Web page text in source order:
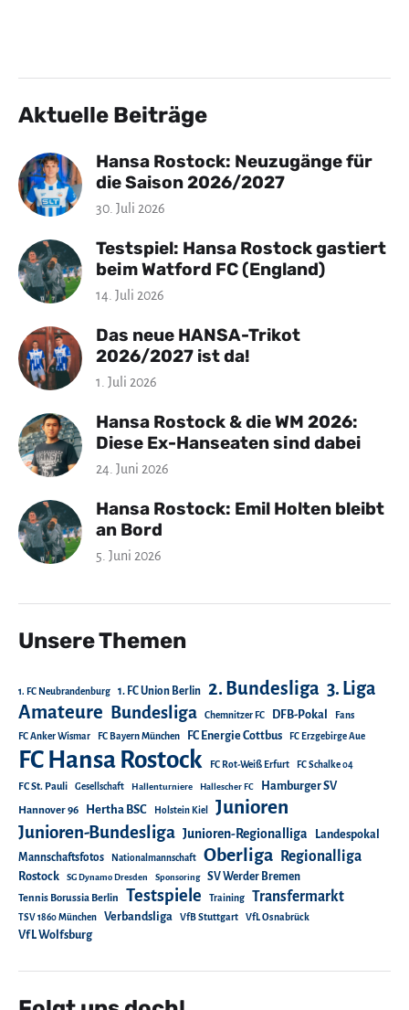
Aktuelle Beiträge
Hansa Rostock: Neuzugänge für
die Saison 2026/2027
30. Juli 2026
Testspiel: Hansa Rostock gastiert
beim Watford FC (England)
14. Juli 2026
Das neue HANSA-Trikot
2026/2027 ist da!
1. Juli 2026
Hansa Rostock & die WM 2026:
Diese Ex-Hanseaten sind dabei
24. Juni 2026
Hansa Rostock: Emil Holten bleibt
an Bord
5. Juni 2026
Unsere Themen
1. FC Neubrandenburg 1. FC Union Berlin 2. Bundesliga 3. Liga
Amateure Bundesliga Chemnitzer FC DFB-Pokal Fans
FC Anker Wismar FC Bayern München FC Energie Cottbus FC Erzgebirge Aue
FC Hansa Rostock FC Rot-Weiß Erfurt FC Schalke 04
FC St. Pauli Gesellschaft Hallenturniere Hallescher FC Hamburger SV
Hannover 96 Hertha BSC Holstein Kiel Junioren
Junioren-Bundesliga Junioren-Regionalliga
Landespokal
Mannschaftsfotos
Nationalmannschaft Oberliga Regionalliga
Rostock SG Dynamo Dresden Sponsoring SV Werder Bremen
Tennis Borussia Berlin Testspiele Training Transfermarkt
TSV 1860 München Verbandsliga VfB Stuttgart VfL Osnabrück
VfL Wolfsburg